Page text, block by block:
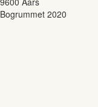
Bogrummet 2020